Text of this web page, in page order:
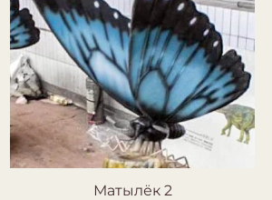
Матылёк 2